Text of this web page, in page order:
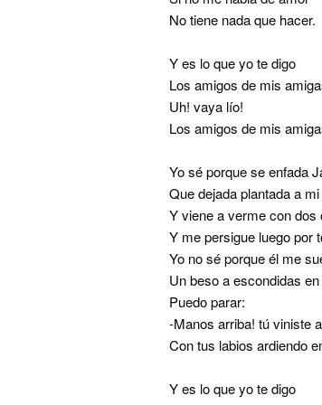
No tiene nada que hacer.
Y es lo que yo te digo
Los amigos de mis
Uh! vaya lío!
Los amigos de mis
Yo sé porque se enfada
Que dejada plantada a
Y viene a verme con dos
Y me persigue luego por
Yo no sé porque él me
Un beso a escondidas
Puedo parar:
-Manos arriba! tú viniste
Con tus labios ardiendo
Y es lo que yo te digo